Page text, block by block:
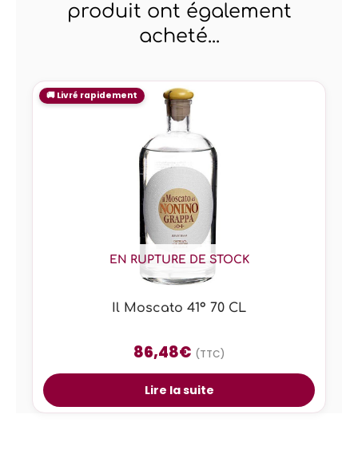
produit ont également
acheté...
EN RUPTURE DE STOCK
Il Moscato 41° 70 CL
86,48€ (TTC)
Lire la suite